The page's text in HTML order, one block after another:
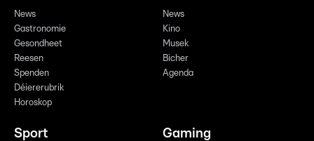
News
Gastronomie
Gesondheet
Reesen
Spenden
Déiererubrik
Horoskop
News
Kino
Musek
Bicher
Agenda
Sport Gaming